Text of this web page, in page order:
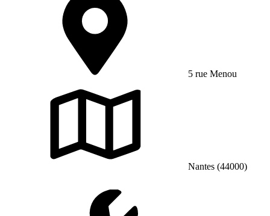
5 rue Menou
Nantes (44000)